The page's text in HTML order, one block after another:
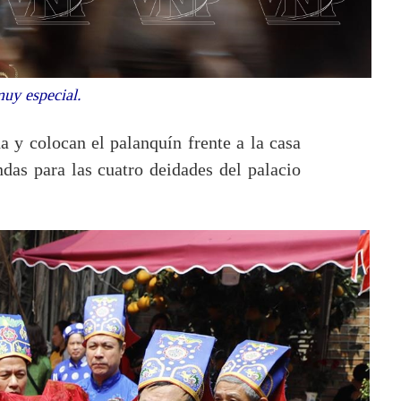
especial.
y colocan el palanquín frente a la casa
para las cuatro deidades del palacio